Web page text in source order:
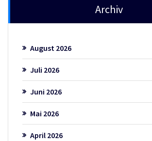
Archiv
August 2026
Juli 2026
Juni 2026
Mai 2026
April 2026